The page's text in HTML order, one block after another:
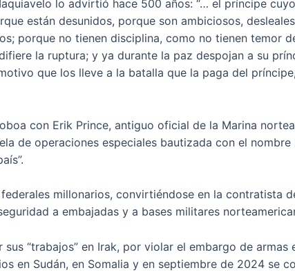
lo advirtió hace 500 años: “… el príncipe
están desunidos, porque son ambiciosos,
porque no tienen disciplina, como no tienen temor
la ruptura; y ya durante la paz despojan a su
que los lleve a la batalla que la paga del
con Erik Prince, antiguo oficial de la Marina
de operaciones especiales bautizada con el
millonarios, convirtiéndose en la contratista
a embajadas y a bases militares
“trabajos” en Irak, por violar el embargo de
en Sudán, en Somalia y en septiembre de 2024 se